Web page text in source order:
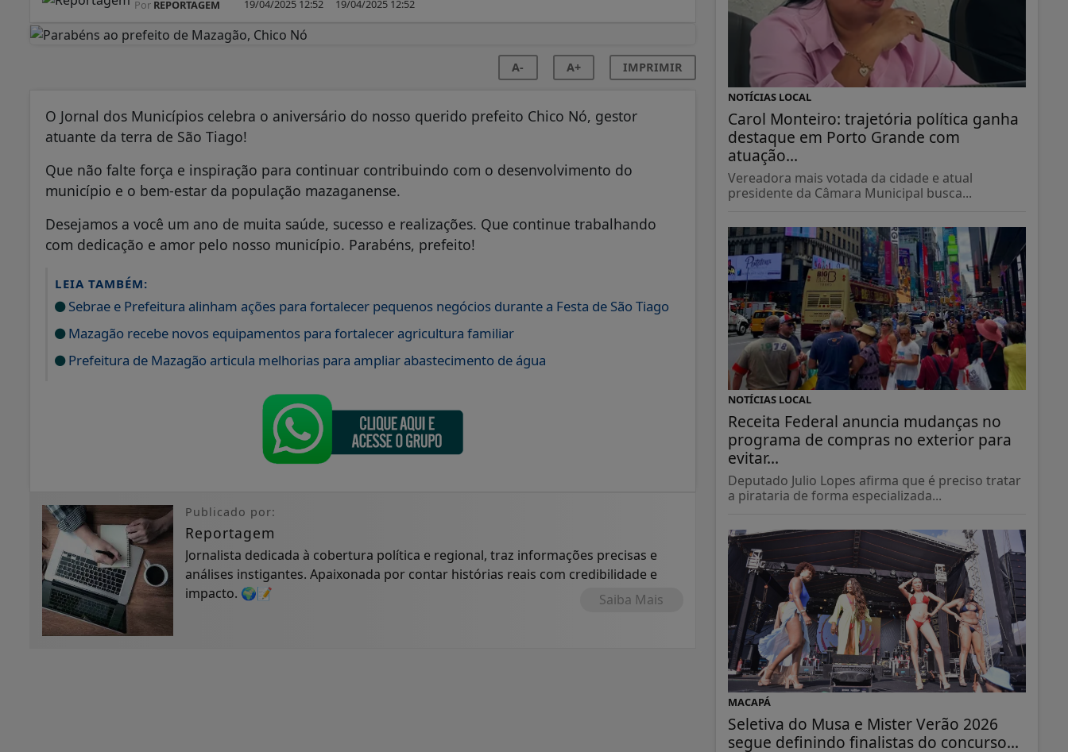
Por REPORTAGEM 19/04/2025 12:52 19/04/2025 12:52
A- A+ IMPRIMIR
O Jornal dos Municípios celebra o aniversário do nosso querido prefeito Chico Nó, gestor
atuante da terra de São Tiago!
Que não falte força e inspiração para continuar contribuindo com o desenvolvimento do
município e o bem-estar da população mazaganense.
Desejamos a você um ano de muita saúde, sucesso e realizações. Que continue trabalhando
com dedicação e amor pelo nosso município. Parabéns, prefeito!
LEIA TAMBÉM:
Sebrae e Prefeitura alinham ações para fortalecer pequenos negócios durante a Festa de São Tiago
Mazagão recebe novos equipamentos para fortalecer agricultura familiar
Prefeitura de Mazagão articula melhorias para ampliar abastecimento de água
Publicado por:
Reportagem
Jornalista dedicada à cobertura política e regional, traz informações precisas e
análises instigantes. Apaixonada por contar histórias reais com credibilidade e
impacto. 🌍📝
Saiba Mais
NOTÍCIAS LOCAL
Carol Monteiro: trajetória política ganha
destaque em Porto Grande com
atuação...
Vereadora mais votada da cidade e atual
presidente da Câmara Municipal busca...
NOTÍCIAS LOCAL
Receita Federal anuncia mudanças no
programa de compras no exterior para
evitar...
Deputado Julio Lopes afirma que é preciso tratar
a pirataria de forma especializada...
MACAPÁ
Seletiva do Musa e Mister Verão 2026
segue definindo finalistas do concurso...